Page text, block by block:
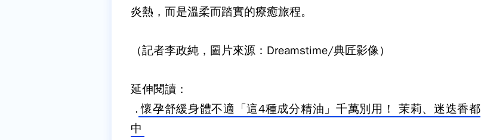
炎熱，而是溫柔而踏實的療癒旅程。
（記者李政純，圖片來源：Dreamstime/典匠影像）
延伸閱讀：
. 懷孕舒緩身體不適「這4種成分精油」千萬別用！ 茉莉、迷迭香都
中